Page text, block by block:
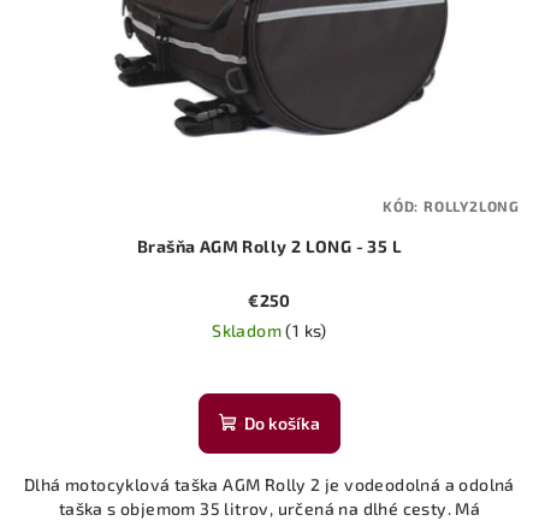
Brašňa AGM Rolly 2 LONG - 35 L
€250
Skladom(1 ks)
Do košíka
Dlhá motocyklová taška AGM Rolly 2 je vodeodolná a odolná
taška s objemom 35 litrov, určená na dlhé cesty. Má
KÓD: ROLLY2LONG